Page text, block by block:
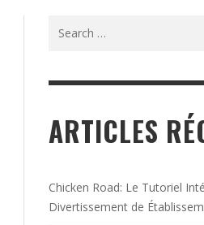
ARTICLES
Chicken Road: Le Tutoriel
Divertissement de